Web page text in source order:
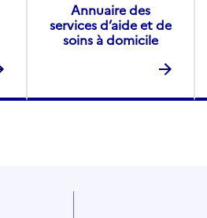
Annuaire des
services d’aide et de
soins à domicile